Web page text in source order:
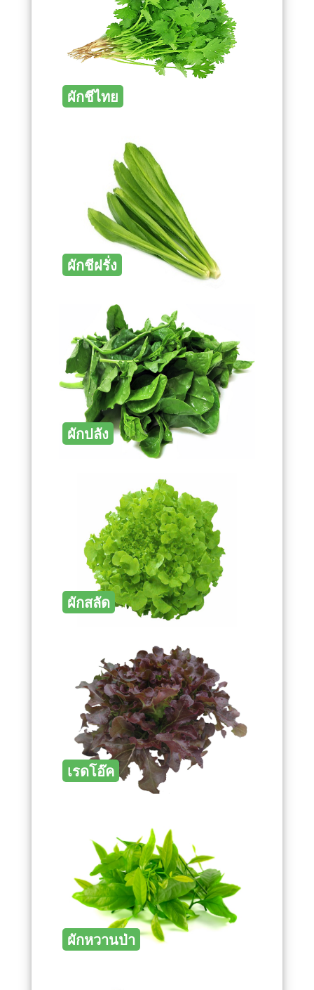
ผักชีไทย
ผักชีฝรั่ง
ผักปลัง
ผักสลัด
เรดโอ๊ค
ผักหวานป่า